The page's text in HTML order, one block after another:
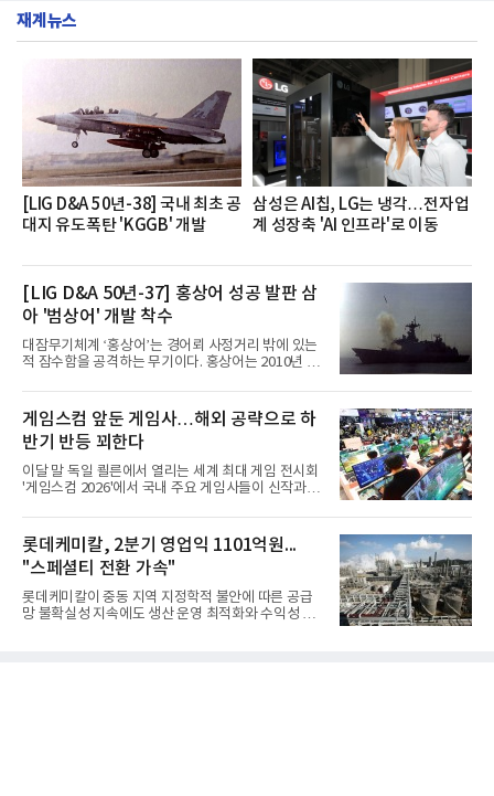
서도
영지원부 홍보팀과 2026년 새로이(e)＊가 공동 주관
쳐 진행됐다.참고로 새로이(e)는 NH농협캐피탈 MZ
세대들로(과장~계장) 구성된 자율 참여조직으로, 조
직문화 혁신과 업무 효율성 향상을 위한 다양한 활동
을 추진하며,새로운 변화와 이로운 영향력을 조직전
반에 전파하는 역할
재계뉴스
[LIG D&A 50년-38] 국내 최초 공
대지 유도폭탄 'KGGB' 개발
삼성은 AI칩, LG는 냉각…전자업
계 성장축 'AI 인프라'로 이동
[LIG D&A 50년-37] 홍상어 성공 발판 삼
아 '범상어' 개발 착수
대잠무기체계 ‘홍상어’는 경어뢰 사정거리 밖에 있는
적 잠수함을 공격하는 무기이다. 홍상어는 2010년 넥
이뤄졌다. 이후 2012년 한국형 구축함(KDX-1) 이상
의 함정에 실전 배치됐다.그해 7월 해군은 동해상에서
성능 검증을 위해 홍상어 시험발사를 실시했다. 이때
홍상어가 목표 지점에서 입수한 후 표적을 타격하지
못하고 물속에서 멈춰버리는 예상 밖의 일이 벌어졌
다. 2차 품질확인 사격 시험에서도 만족스러운 결과를
얻지 못했다. 완벽한 신뢰성 확보를 위해 LIG넥스원은
분야를
게임스컴 앞둔 게임사…해외 공략으로 하
반기 반등 꾀한다
이달 말 독일 쾰른에서 열리는 세계 최대 게임 전시회
'게임스컴 2026'에서 국내 주요 게임사들이 신작과 글
체별로 엇갈린 가운데 하반기 신작 흥행과 해외 시장
성과가 실적을 좌우할 핵심 변수로 떠오르고 있다.8일
업계에 따르면 올해 상반기 게임업계는 기업별 성적
표가 크게 갈렸다. 대표적으로 크래프톤은 'PUBG: 배
틀그라운드'의 안정적인 성장에 힘입어 상반기 연결
기준 매출 2조6616억원, 영업이익 9725억원으로 역
대 최대 실적을 기록했다. 엔씨도 올해 출시한 '아이온
롯데케미칼, 2분기 영업익 1101억원...
"스페셜티 전환 가속"
롯데케미칼이 중동 지역 지정학적 불안에 따른 공급
망 불확실성 지속에도 생산 운영 최적화와 수익성 중